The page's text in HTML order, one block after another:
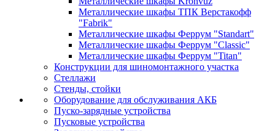
Металлические шкафы ТПК Верстакофф
"Fabrik"
Металлические шкафы Феррум "Standart"
Металлические шкафы Феррум "Classic"
Металлические шкафы Феррум "Titan"
Конструкции для шиномонтажного участка
Стеллажи
Стенды, стойки
Оборудование для обслуживания АКБ
Пуско-зарядные устройства
Пусковые устройства